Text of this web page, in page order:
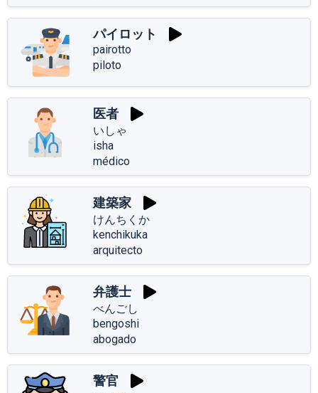
パイロット
pairotto
piloto
医者
いしゃ
isha
médico
建築家
けんちくか
kenchikuka
arquitecto
弁護士
べんごし
bengoshi
abogado
警官